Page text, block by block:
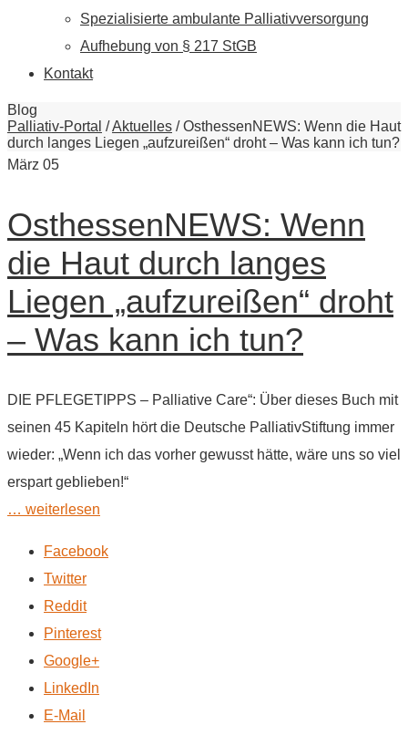
Spezialisierte ambulante Palliativversorgung
Aufhebung von § 217 StGB
Kontakt
Blog
Palliativ-Portal /Aktuelles /OsthessenNEWS: Wenn die Haut
durch langes Liegen „aufzureißen“ droht – Was kann ich tun?
März 05
OsthessenNEWS: Wenn
die Haut durch langes
Liegen „aufzureißen“ droht
– Was kann ich tun?
DIE PFLEGETIPPS – Palliative Care“: Über dieses Buch mit
seinen 45 Kapiteln hört die Deutsche PalliativStiftung immer
wieder: „Wenn ich das vorher gewusst hätte, wäre uns so viel
erspart geblieben!“
… weiterlesen
Facebook
Twitter
Reddit
Pinterest
Google+
LinkedIn
E-Mail